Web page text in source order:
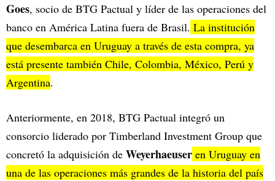
Goes, socio de BTG Pactual y líder de las operaciones del
banco en América Latina fuera de Brasil. La institución
que desembarca en Uruguay a través de esta compra, ya
está presente también Chile, Colombia, México, Perú y
Argentina.
Anteriormente, en 2018, BTG Pactual integró un
consorcio liderado por Timberland Investment Group que
concretó la adquisición de Weyerhaeuser en Uruguay en
una de las operaciones más grandes de la historia del país